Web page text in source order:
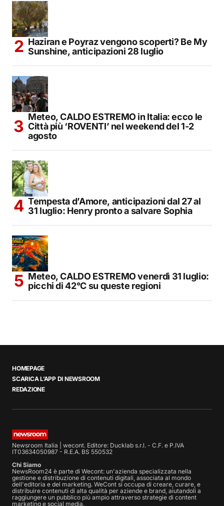
Haziran e Poyraz vengono scoperti? Be My
Sunshine, anticipazioni 28 luglio
Meteo, CALDO ESTREMO in Italia: ecco le
Città più ‘ROVENTI’ nel weekend del 1-2
agosto
Tempesta d’Amore, anticipazioni dal 27 al
31 luglio: Henry pronto a salvare Sophia
Meteo, CALDO ESTREMO venerdì 31 luglio:
picchi di 42°C su queste regioni
HOMEPAGE
SCARICA L’APP DI NEWSROOM
REDAZIONE
Newsroom Italia | wecont. Editore: Ducklab s.r.l. - C.F. e P.IVA
IT03634050987 - R.E.A. BS 550532
Chi Siamo
NewsRoom24 è parte di Wecont: un'azienda specializzata nella
gestione e distribuzione di contenuti digitali, associata al mondo
dell'editoria e del marketing. WeCont si occupa di creare, curare, e
distribuire contenuti di alta qualità per aziende e brand, aiutandoli a
raggiungere un pubblico più ampio attraverso strategie di content
marketing e social media.